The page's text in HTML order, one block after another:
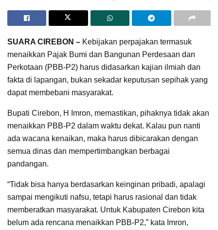
SUARA CIREBON – Kebijakan perpajakan termasuk
menaikkan Pajak Bumi dan Bangunan Perdesaan dan
Perkotaan (PBB-P2) harus didasarkan kajian ilmiah dan
fakta di lapangan, bukan sekadar keputusan sepihak yang
dapat membebani masyarakat.
Bupati Cirebon, H Imron, memastikan, pihaknya tidak akan
menaikkan PBB-P2 dalam waktu dekat. Kalau pun nanti
ada wacana kenaikan, maka harus dibicarakan dengan
semua dinas dan mempertimbangkan berbagai
pandangan.
“Tidak bisa hanya berdasarkan keinginan pribadi, apalagi
sampai mengikuti nafsu, tetapi harus rasional dan tidak
memberatkan masyarakat. Untuk Kabupaten Cirebon kita
belum ada rencana menaikkan PBB-P2,” kata Imron,